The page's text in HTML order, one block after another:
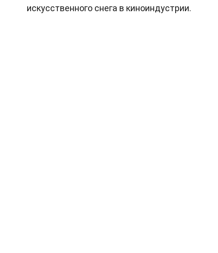
искусственного снега в киноиндустрии.